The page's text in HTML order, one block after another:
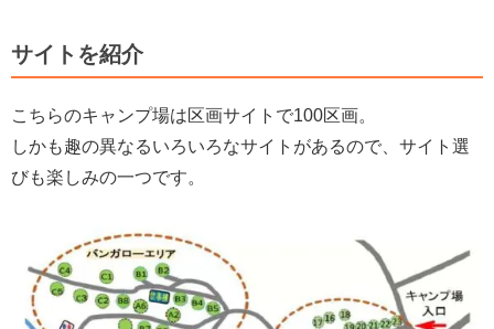
サイトを紹介
こちらのキャンプ場は区画サイトで100区画。
しかも趣の異なるいろいろなサイトがあるので、サイト選
びも楽しみの一つです。